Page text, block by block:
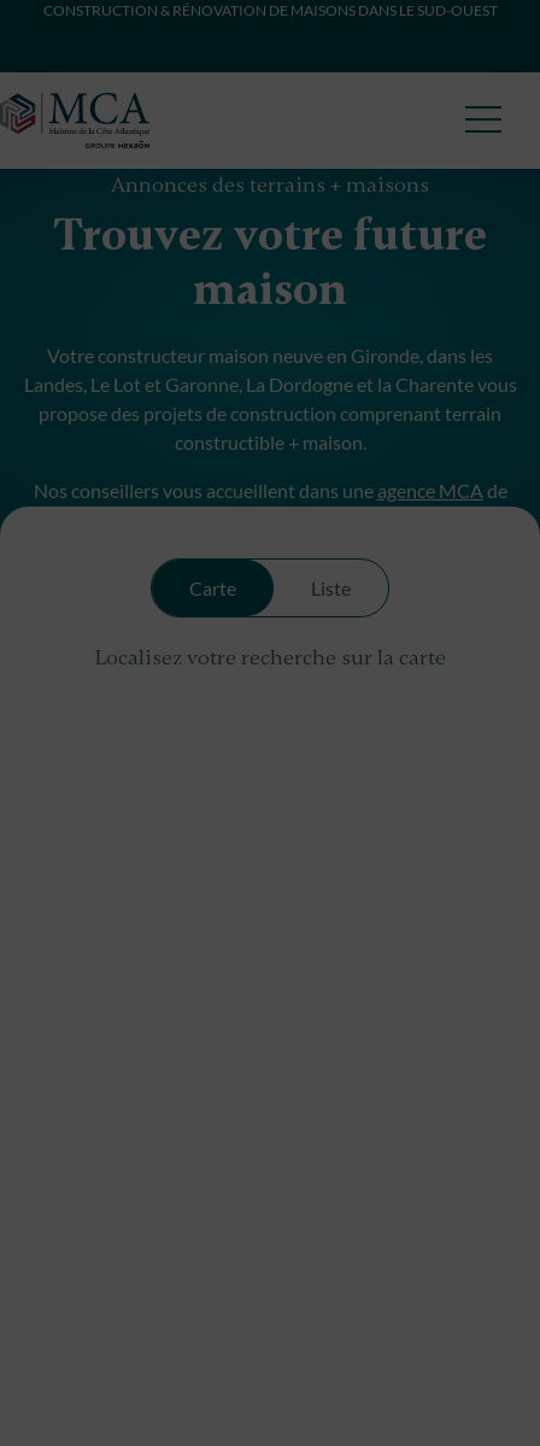
CONSTRUCTION & RÉNOVATION DE MAISONS DANS LE SUD-OUEST
Annonces des terrains + maisons
Trouvez votre future
maison
Votre constructeur maison neuve en Gironde, dans les
Landes, Le Lot et Garonne, La Dordogne et la Charente vous
propose des projets de construction comprenant terrain
constructible + maison.
Nos conseillers vous accueillent dans une agence MCA de
Carte Liste
Localisez votre recherche sur la carte